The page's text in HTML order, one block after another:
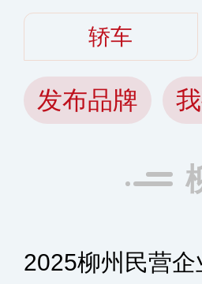
轿车
发布品牌
2025柳州民营